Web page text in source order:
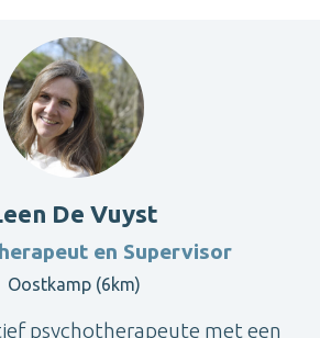
De Vuyst
en Supervisor
Oostkamp (6km)
psychotherapeute met een